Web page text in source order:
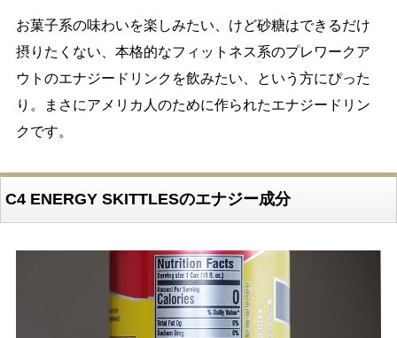
お菓子系の味わいを楽しみたい、けど砂糖はできるだけ
摂りたくない、本格的なフィットネス系のプレワークア
ウトのエナジードリンクを飲みたい、という方にぴった
り。まさにアメリカ人のために作られたエナジードリン
クです。
C4 ENERGY SKITTLESのエナジー成分